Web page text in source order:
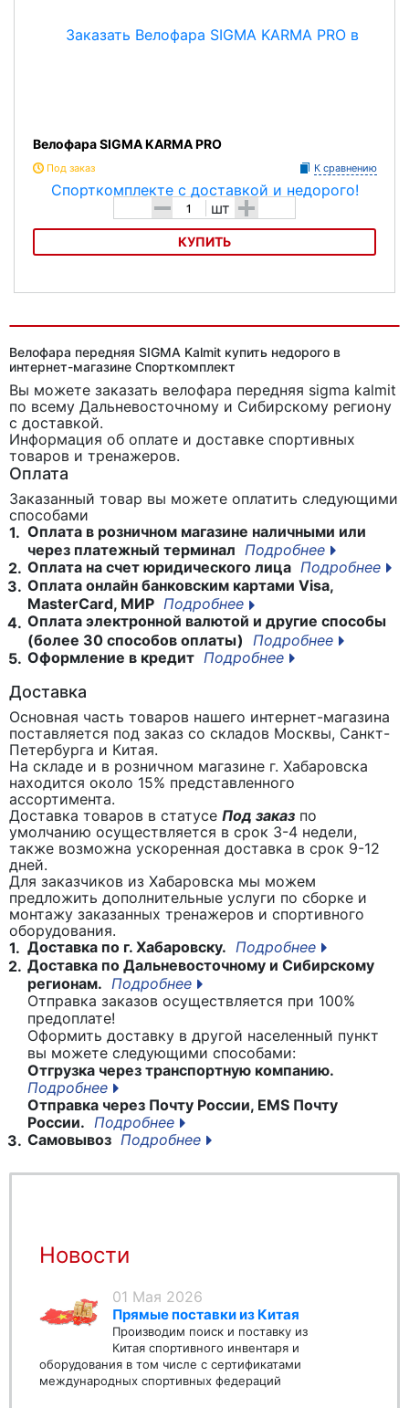
Велофара SIGMA KARMA PRO
Под заказ К сравнению
- шт +
КУПИТЬ
Велофара передняя SIGMA Kalmit купить недорого в
интернет-магазине Спорткомплект
Вы можете заказать велофара передняя sigma kalmit
по всему Дальневосточному и Сибирскому региону
с доставкой.
Информация об оплате и доставке спортивных
товаров и тренажеров.
Оплата
Заказанный товар вы можете оплатить следующими
способами
1. Оплата в розничном магазине наличными или
через платежный терминал Подробнее
2. Оплата на счет юридического лица Подробнее
3. Оплата онлайн банковским картами Visa,
MasterCard, МИР Подробнее
4. Оплата электронной валютой и другие способы
(более 30 способов оплаты)
Подробнее
5. Оформление в кредит Подробнее
Доставка
Основная часть товаров нашего интернет-магазина
поставляется под заказ со складов Москвы, Санкт-
Петербурга и Китая.
На складе и в розничном магазине г. Хабаровска
находится около 15% представленного
ассортимента.
Доставка товаров в статусе Под заказ по
умолчанию осуществляется в срок 3-4 недели,
также возможна ускоренная доставка в срок 9-12
дней.
Для заказчиков из Хабаровска мы можем
предложить дополнительные услуги по сборке и
монтажу заказанных тренажеров и спортивного
оборудования.
1. Доставка по г. Хабаровску. Подробнее
2. Доставка по Дальневосточному и Сибирскому
регионам. Подробнее
Отправка заказов осуществляется при 100%
предоплате!
Оформить доставку в другой населенный пункт
вы можете следующими способами:
Отгрузка через транспортную компанию.
Подробнее
Отправка через Почту России, EMS Почту
России. Подробнее
3. Самовывоз Подробнее
Новости
01 Мая 2026
Прямые поставки из Китая
Производим поиск и поставку из
Китая спортивного инвентаря и
оборудования в том числе с сертификатами
международных спортивных федераций